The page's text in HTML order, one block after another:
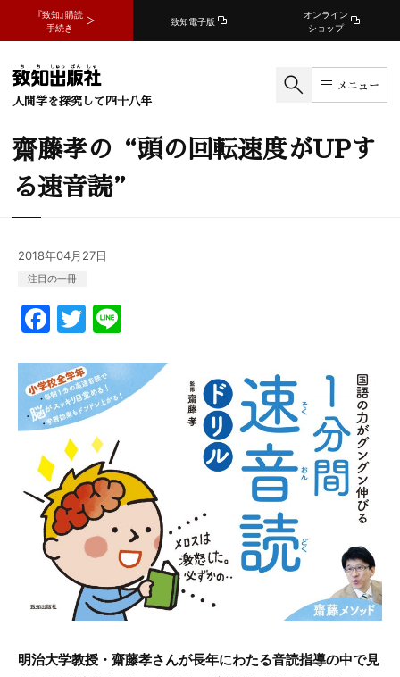
『致知』購読
手続き
致知電子版
オンライン
ショップ
人間学を探究して四十八年
メニュー
齋藤孝の“頭の回転速度がUPす
る速音読”
2018年04月27日
注目の一冊
F
a
c
e
b
o
o
k
T
w
itt
er
e
明治大学教授・齋藤孝さんが長年にわたる音読指導の中で見